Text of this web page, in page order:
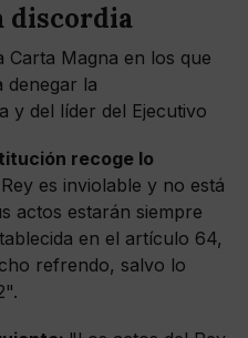
discordia
Carta Magna en los que
denegar la
y del líder del Ejecutivo
recoge lo
es inviolable y no está
actos estarán siempre
en el artículo 64,
refrendo, salvo lo